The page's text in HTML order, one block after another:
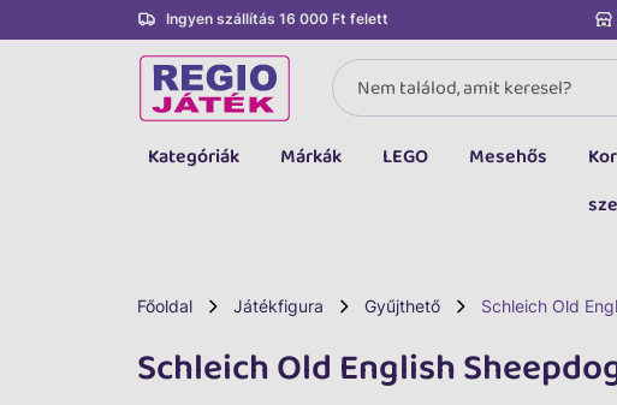
Ingyen szállítás 16 000 Ft felett
Kategóriák
LEGO
Kreatív, fejlesztő
Márkák LEGO Mesehős
Kor
Főoldal Játékfigura Gyűjthető Schleich Old
Schleich Old English